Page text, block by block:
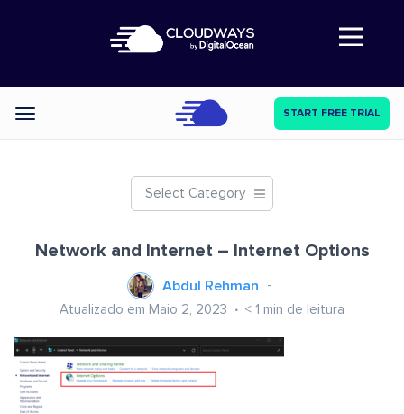
Abre a navegação
Categories START FREE TRIAL
Select Category
Network and Internet – Internet Options
Abdul Rehman
Atualizado em Maio 2, 2023 < 1 min de leitura